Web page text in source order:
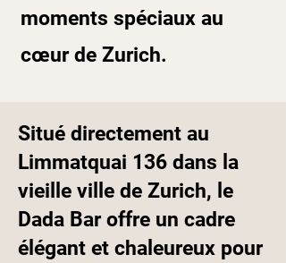
moments spéciaux au
cœur de Zurich.
Situé directement au
Limmatquai 136 dans la
vieille ville de Zurich, le
Dada Bar offre un cadre
élégant et chaleureux pour